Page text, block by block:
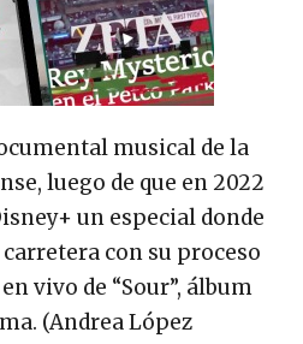
musical de la
luego de que en 2022
un especial donde
con su proceso
vivo de “Sour”, álbum
(Andrea López